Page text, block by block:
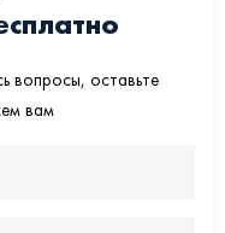
вопросы, оставьте
вам